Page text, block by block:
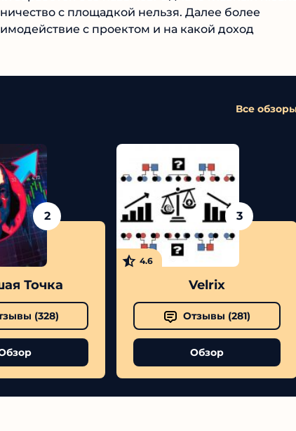
с площадкой нельзя. Далее более
с проектом и на какой доход
Все обзоры
2
Точка
( 328)
4.6
Velrix
Отзывы (281)
Обзор